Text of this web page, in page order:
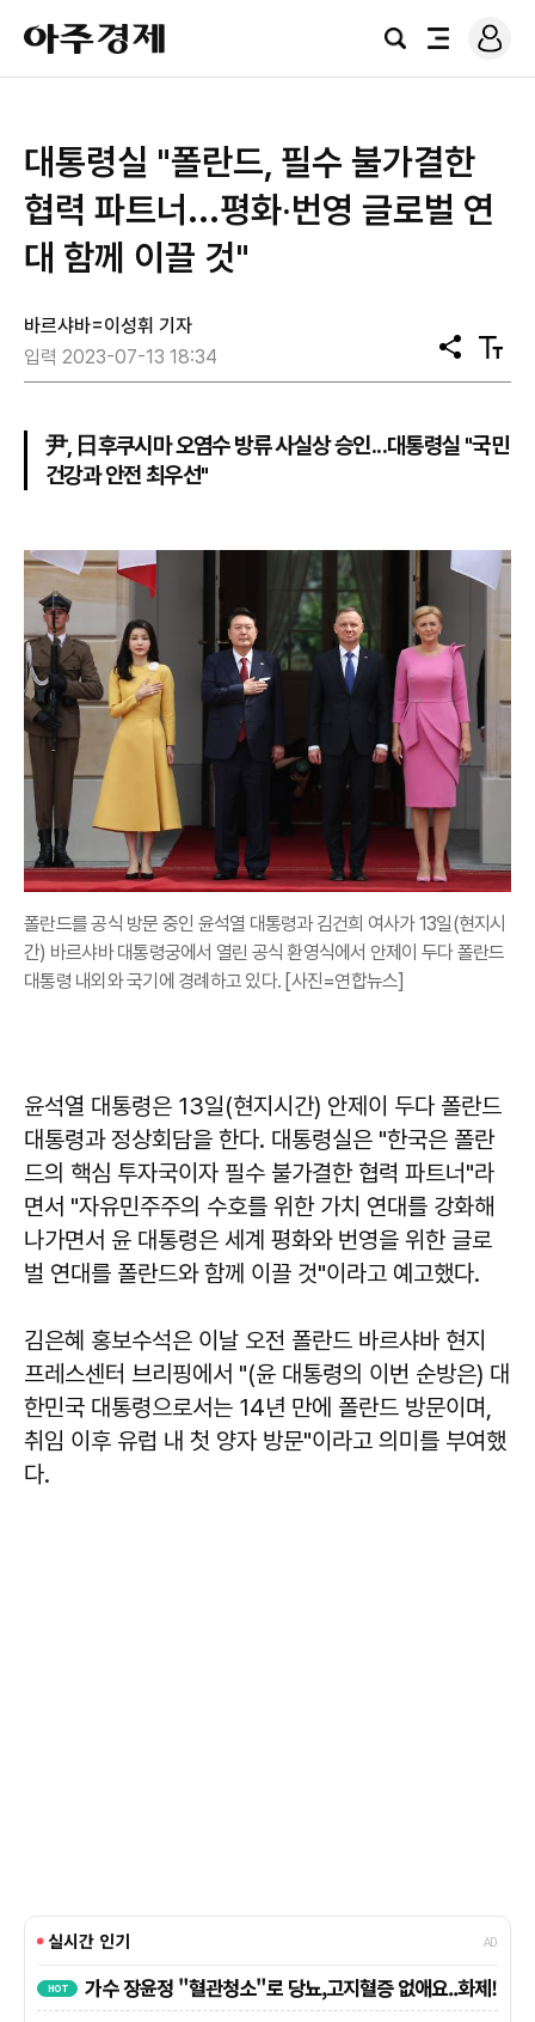
아
주
경
검
전
로
그
대통령실 "폴란드, 필수 불가결한
협력 파트너...평화‧번영 글로벌 연
대 함께 이끌 것"
바르샤바=이성휘 기자
입력 2023-07-13 18:34
공
유
텍
스
기
尹, 日후쿠시마 오염수 방류 사실상 승인...대통령실 "국민
건강과 안전 최우선"
폴란드를 공식 방문 중인 윤석열 대통령과 김건희 여사가 13일(현지시
간) 바르샤바 대통령궁에서 열린 공식 환영식에서 안제이 두다 폴란드
대통령 내외와 국기에 경례하고 있다. [사진=연합뉴스]
윤석열 대통령은 13일(현지시간) 안제이 두다 폴란드
대통령과 정상회담을 한다. 대통령실은 "한국은 폴란
드의 핵심 투자국이자 필수 불가결한 협력 파트너"라
면서 "자유민주주의 수호를 위한 가치 연대를 강화해
나가면서 윤 대통령은 세계 평화와 번영을 위한 글로
벌 연대를 폴란드와 함께 이끌 것"이라고 예고했다.
김은혜 홍보수석은 이날 오전 폴란드 바르샤바 현지
프레스센터 브리핑에서 "(윤 대통령의 이번 순방은) 대
한민국 대통령으로서는 14년 만에 폴란드 방문이며,
취임 이후 유럽 내 첫 양자 방문"이라고 의미를 부여했
다.